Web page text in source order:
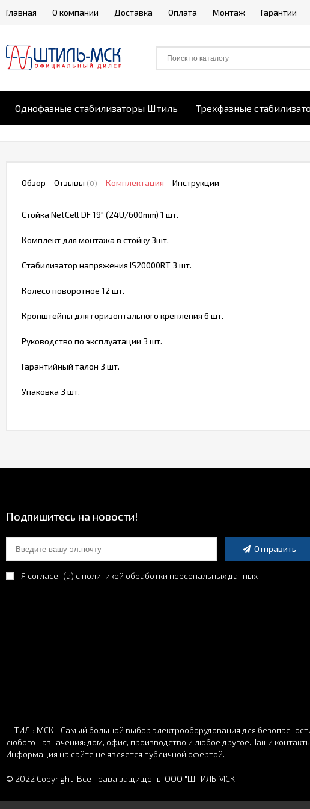
Главная О компании Доставка Оплата Монтаж Гарантии
Однофазные стабилизаторы Штиль Трехфазные
Обзор Отзывы (0) Комплектация Инструкции
Стойка NetCell DF 19" (24U/600mm) 1 шт.
Комплект для монтажа в стойку 3шт.
Стабилизатор напряжения IS20000RT 3 шт.
Колесо поворотное 12 шт.
Кронштейны для горизонтального крепления 6 шт.
Руководство по эксплуатации 3 шт.
Гарантийный талон 3 шт.
Упаковка 3 шт.
Подпишитесь на новости!
Отправить
Я согласен(a) с политикой обработки персональных данных
ШТИЛЬ МСК - Самый большой выбор электрооборудования для
любого назначения: дом, офис, производство и любое другое.Наши
Информация на сайте не является публичной офертой.
© 2022 Copyright. Все права защищены ООО "ШТИЛЬ МСК"